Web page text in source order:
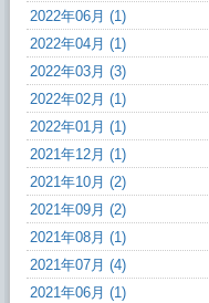
2022年06月 (1)
2022年04月 (1)
2022年03月 (3)
2022年02月 (1)
2022年01月 (1)
2021年12月 (1)
2021年10月 (2)
2021年09月 (2)
2021年08月 (1)
2021年07月 (4)
2021年06月 (1)